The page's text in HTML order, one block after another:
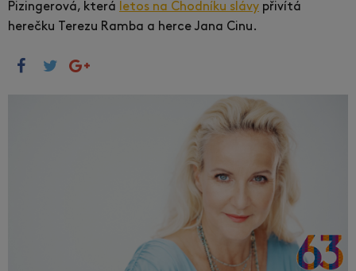
Pizingerová, která
letos na Chodníku slávy přivítá
herečku Terezu Ramba a herce Jana Cinu.